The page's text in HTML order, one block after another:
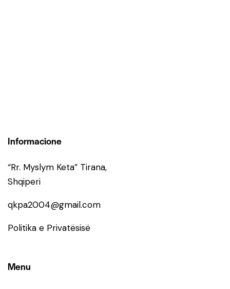
Informacione
“Rr. Myslym Keta” Tirana,
Shqiperi
qkpa2004@gmail.com
Politika e Privatësisë
Menu